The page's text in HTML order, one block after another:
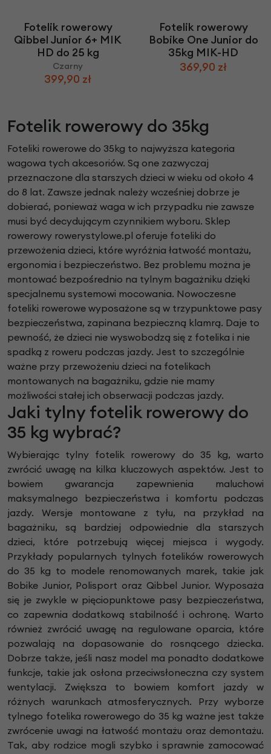
Fotelik rowerowy
Qibbel Junior 6+ MIK
HD do 25 kg
Czarny
399,90 zł
Fotelik rowerowy
Bobike One Junior do
35kg MIK-HD
369,90 zł
Fotelik rowerowy do 35kg
Foteliki rowerowe do 35kg to najwyższa kategoria
wagowa tych akcesoriów. Są one zazwyczaj
przeznaczone dla starszych dzieci w wieku od około 4
do 8 lat. Zawsze jednak należy wcześniej dobrze je
dobierać, ponieważ waga w ich przypadku nie zawsze
musi być decydującym czynnikiem wyboru. Sklep
rowerowy rowerystylowe.pl oferuje foteliki do
przewożenia dzieci, które wyróżnia łatwość montażu,
ergonomia i bezpieczeństwo. Bez problemu można je
montować bezpośrednio na tylnym bagażniku dzięki
specjalnemu systemowi mocowania. Nowoczesne
foteliki rowerowe wyposażone są w trzypunktowe pasy
bezpieczeństwa, zapinana bezpieczną klamrą. Daje to
pewność, że dzieci nie wyswobodzą się z fotelika i nie
spadką z roweru podczas jazdy. Jest to szczególnie
ważne przy przewożeniu dzieci na fotelikach
montowanych na bagażniku, gdzie nie mamy
możliwości stałej ich obserwacji podczas jazdy.
Jaki tylny fotelik rowerowy do
35 kg wybrać?
Wybierając tylny fotelik rowerowy do 35 kg, warto
zwrócić uwagę na kilka kluczowych aspektów. Jest to
bowiem gwarancja zapewnienia maluchowi
maksymalnego bezpieczeństwa i komfortu podczas
jazdy. Wersje montowane z tyłu, na przykład na
bagażniku, są bardziej odpowiednie dla starszych
dzieci, które potrzebują więcej miejsca i wygody.
Przykłady popularnych tylnych fotelików rowerowych
do 35 kg to modele renomowanych marek, takie jak
Bobike Junior, Polisport oraz Qibbel Junior. Wyposaża
się je zwykle w pięciopunktowe pasy bezpieczeństwa,
co zapewnia dodatkową stabilność i ochronę. Warto
również zwrócić uwagę na regulowane oparcia, które
pozwalają na dopasowanie do rosnącego dziecka.
Dobrze także, jeśli nasz model ma ponadto dodatkowe
funkcje, takie jak osłona przeciwsłoneczna czy system
wentylacji. Zwiększa to bowiem komfort jazdy w
różnych warunkach atmosferycznych. Przy wyborze
tylnego fotelika rowerowego do 35 kg ważne jest także
zwrócenie uwagi na łatwość montażu oraz demontażu.
Tak, aby rodzice mogli szybko i sprawnie zamocować